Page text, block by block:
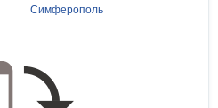
Симферополь